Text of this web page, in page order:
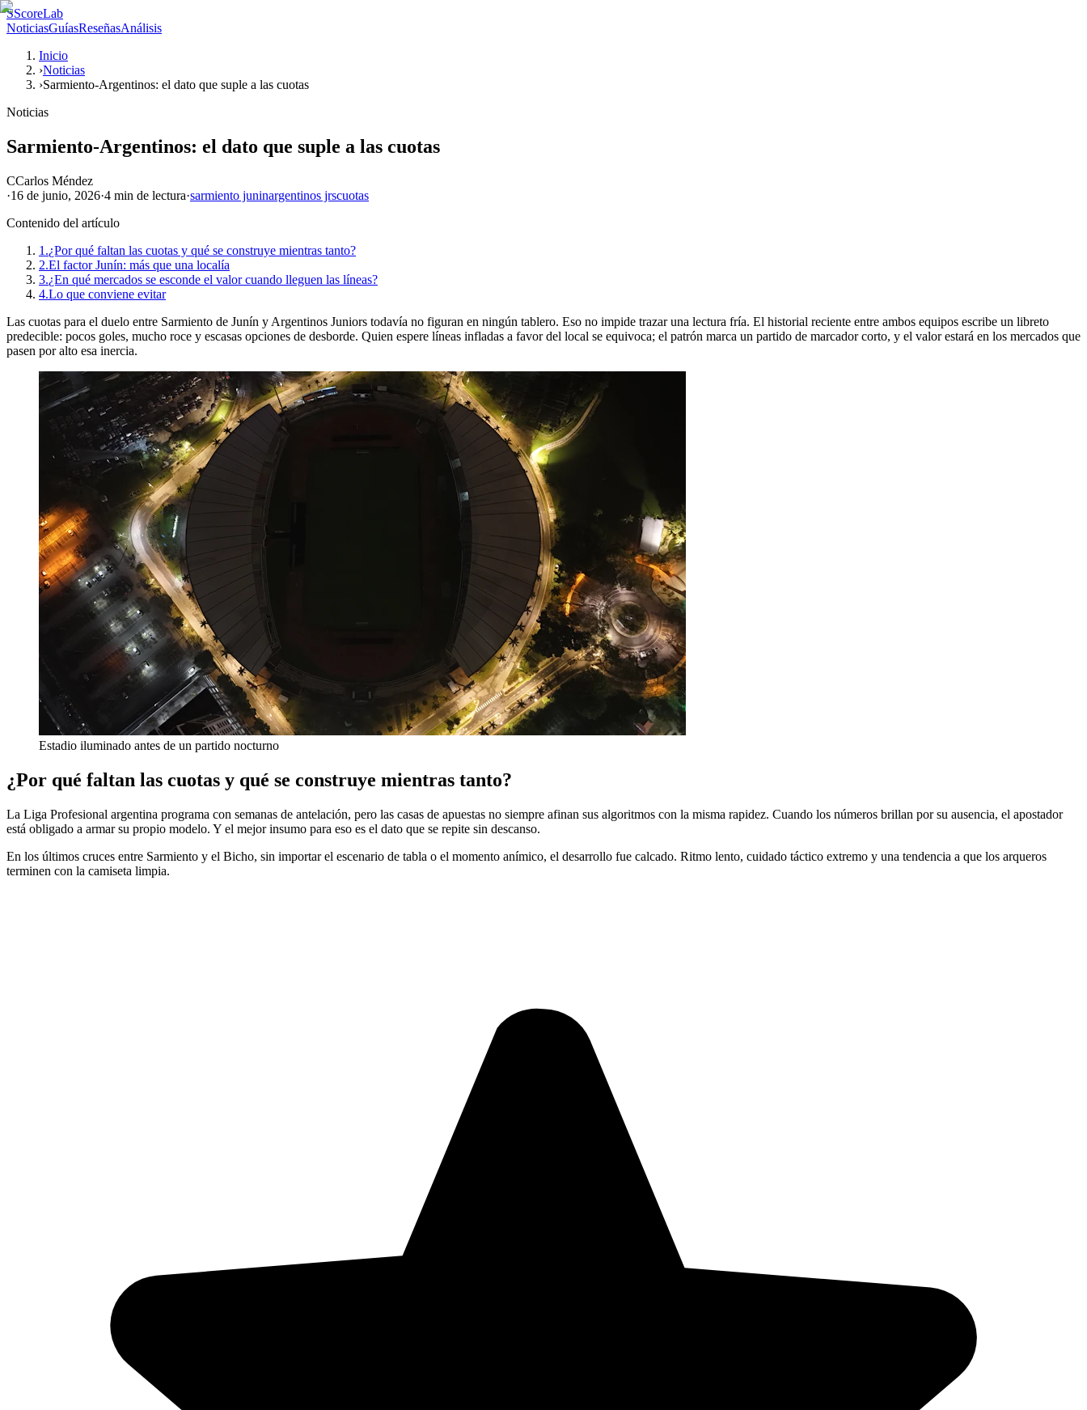
SScoreLab
NoticiasGuíasReseñasAnálisis
Inicio
›Noticias
›Sarmiento-Argentinos: el dato que suple a las cuotas
Noticias
Sarmiento-Argentinos: el dato que suple a las cuotas
CCarlos Méndez
·16 de junio, 2026·4 min de lectura·sarmiento juninargentinos jrscuotas
Contenido del artículo
1.¿Por qué faltan las cuotas y qué se construye mientras tanto?
2.El factor Junín: más que una localía
3.¿En qué mercados se esconde el valor cuando lleguen las líneas?
4.Lo que conviene evitar
Las cuotas para el duelo entre Sarmiento de Junín y Argentinos Juniors todavía no figuran en ningún tablero. Eso no impide trazar una lectura fría. El historial reciente entre ambos equipos escribe un libreto
predecible: pocos goles, mucho roce y escasas opciones de desborde. Quien espere líneas infladas a favor del local se equivoca; el patrón marca un partido de marcador corto, y el valor estará en los mercados que
pasen por alto esa inercia.
Estadio iluminado antes de un partido nocturno
¿Por qué faltan las cuotas y qué se construye mientras tanto?
La Liga Profesional argentina programa con semanas de antelación, pero las casas de apuestas no siempre afinan sus algoritmos con la misma rapidez. Cuando los números brillan por su ausencia, el apostador
está obligado a armar su propio modelo. Y el mejor insumo para eso es el dato que se repite sin descanso.
En los últimos cruces entre Sarmiento y el Bicho, sin importar el escenario de tabla o el momento anímico, el desarrollo fue calcado. Ritmo lento, cuidado táctico extremo y una tendencia a que los arqueros
terminen con la camiseta limpia.